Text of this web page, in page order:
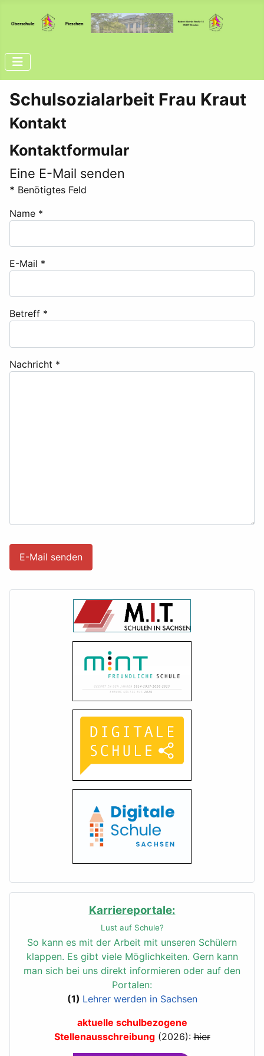
Schulsozialarbeit Frau Kraut
Kontakt
Kontaktformular
Eine E-Mail senden
* Benötigtes Feld
Name *
E-Mail *
Betreff *
Nachricht *
E-Mail senden
Karriereportale:
Lust auf Schule?
So kann es mit der Arbeit mit unseren Schülern
klappen. Es gibt viele Möglichkeiten. Gern kann
man sich bei uns direkt informieren oder auf den
Portalen:
(1) Lehrer werden in Sachsen
aktuelle schulbezogene
Stellenausschreibung(2026):hier